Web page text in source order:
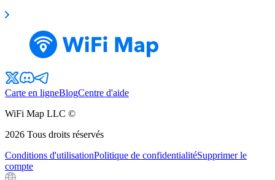
Carte en ligneBlogCentre d'aide
WiFi Map LLC ©
2026 Tous droits réservés
Conditions d'utilisationPolitique de confidentialitéSupprimer le
compte